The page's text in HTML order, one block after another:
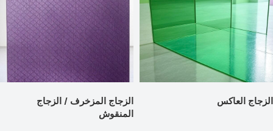
الزجاج العاكس
الزجاج المزخرف / الزجاج
المنقوش